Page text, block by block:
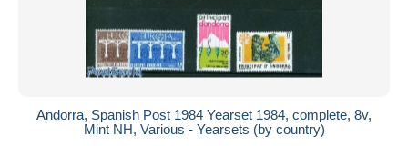
Andorra, Spanish Post 1984 Yearset 1984, complete, 8v,
Mint NH, Various - Yearsets (by country)